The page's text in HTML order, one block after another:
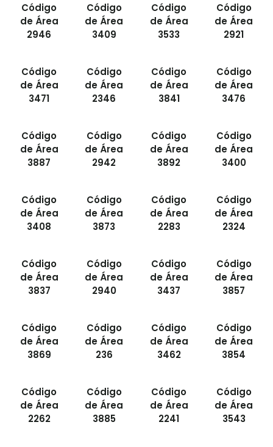
Código
de Área
2946
Código
de Área
3409
Código
de Área
3533
Código
de Área
2921
Código
de Área
3471
Código
de Área
2346
Código
de Área
3841
Código
de Área
3476
Código
de Área
3887
Código
de Área
2942
Código
de Área
3892
Código
de Área
3400
Código
de Área
3408
Código
de Área
3873
Código
de Área
2283
Código
de Área
2324
Código
de Área
3837
Código
de Área
2940
Código
de Área
3437
Código
de Área
3857
Código
de Área
3869
Código
de Área
236
Código
de Área
3462
Código
de Área
3854
Código
de Área
2262
Código
de Área
3885
Código
de Área
2241
Código
de Área
3543